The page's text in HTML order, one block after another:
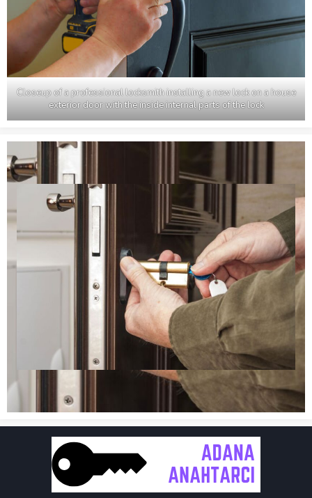
Closeup of a professional locksmith installing a new lock on a house
exterior door with the inside internal parts of the lock